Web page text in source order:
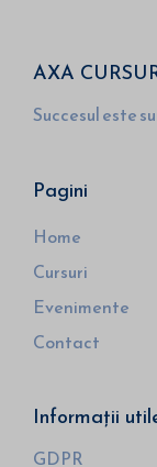
AXA
Succesul este
Pagini
Home
Cursuri
Evenimente
Contact
Informații
GDPR